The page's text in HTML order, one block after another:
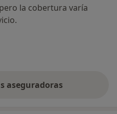
la cobertura varía
aseguradoras